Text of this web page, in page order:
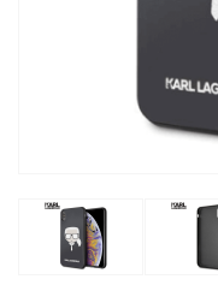
Croatos
Xiaomi
Ostali držači
AUX kablovi